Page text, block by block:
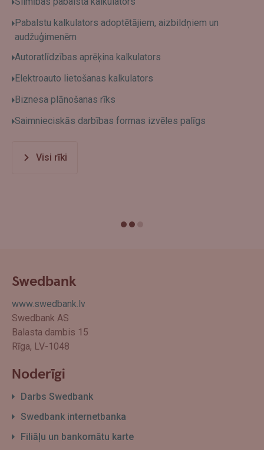
Pabalstu kalkulators adoptētājiem, aizbildņiem un
audžuģimenēm
Autoratlīdzības aprēķina kalkulators
Elektroauto lietošanas kalkulators
Biznesa plānošanas rīks
Saimnieciskās darbības formas izvēles palīgs
Visi rīki
Swedbank
www.swedbank.lv
Swedbank AS
Balasta dambis 15
Rīga, LV-1048
Noderīgi
Darbs Swedbank
Swedbank internetbanka
Filiāļu un bankomātu karte